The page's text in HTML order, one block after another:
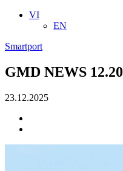
VI
EN
Smartport
GMD NEWS
23.12.2025